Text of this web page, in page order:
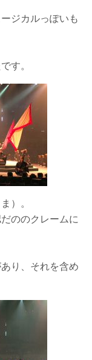
ジカルっぽいも
す。
）。
ののクレームに
り、それを含め